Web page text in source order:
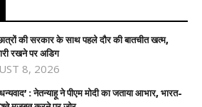
की सरकार के साथ पहले दौर की बातचीत खत्म,
रखने पर अडिग
8, 2026
: नेतन्याहू ने पीएम मोदी का जताया आभार, भारत-